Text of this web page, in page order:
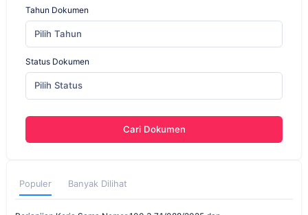
Tahun Dokumen
Pilih Tahun
Status Dokumen
Pilih Status
Cari Dokumen
Populer Banyak Dilihat